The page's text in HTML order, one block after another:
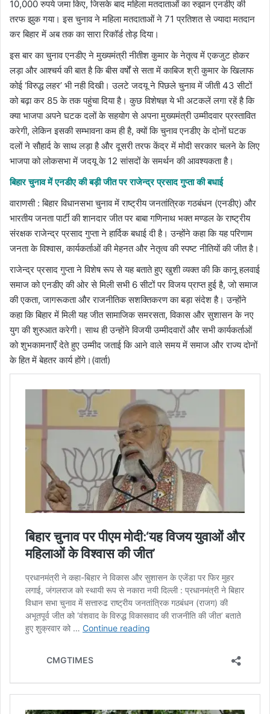
10,000 रुपये जमा किए, जिसके बाद महिला मतदाताओं का रुझान एनडीए की
तरफ झुक गया। इस चुनाव ने महिला मतदाताओं ने 71 प्रतिशत से ज्यादा मतदान
कर बिहार में अब तक का सारा रिकॉर्ड तोड़ दिया।
इस बार का चुनाव एनडीए ने मुख्यमंत्री नीतीश कुमार के नेतृत्व में एकजुट होकर
लड़ा और आश्चर्य की बात है कि बीस वर्षों से सता में काबिज श्री कुमार के खिलाफ
कोई ‘विरुद्ध लहर’ भी नही दिखी। उलटे जदयू ने पिछले चुनाव में जीती 43 सीटों
को बढ़ा कर 85 के तक पहुंचा दिया है। कुछ विशेषज्ञ ये भी अटकलें लगा रहें है कि
क्या भाजपा अपने घटक दलों के सहयोग से अपना मुख्यमंत्री उम्मीदवार प्रस्तावित
करेगी, लेकिन इसकी सम्भावना कम ही है, क्यों कि चुनाव एनडीए के दोनों घटक
दलों ने सौहार्द के साथ लड़ा है और दूसरी तरफ केंद्र में मोदी सरकार चलने के लिए
भाजपा को लोकसभा में जदयू के 12 सांसदों के समर्थन की आवश्यकता है।
बिहार चुनाव में एनडीए की बड़ी जीत पर राजेन्द्र प्रसाद गुप्ता की बधाई
वाराणसी : बिहार विधानसभा चुनाव में राष्ट्रीय जनतांत्रिक गठबंधन (एनडीए) और
भारतीय जनता पार्टी की शानदार जीत पर बाबा गणिनाथ भक्त मण्डल के राष्ट्रीय
संरक्षक राजेन्द्र प्रसाद गुप्ता ने हार्दिक बधाई दी है। उन्होंने कहा कि यह परिणाम
जनता के विश्वास, कार्यकर्ताओं की मेहनत और नेतृत्व की स्पष्ट नीतियों की जीत है।
राजेन्द्र प्रसाद गुप्ता ने विशेष रूप से यह बताते हुए खुशी व्यक्त की कि कानू हलवाई
समाज को एनडीए की ओर से मिली सभी 6 सीटों पर विजय प्राप्त हुई है, जो समाज
की एकता, जागरूकता और राजनीतिक सशक्तिकरण का बड़ा संदेश है। उन्होंने
कहा कि बिहार में मिली यह जीत सामाजिक समरसता, विकास और सुशासन के नए
युग की शुरुआत करेगी। साथ ही उन्होंने विजयी उम्मीदवारों और सभी कार्यकर्ताओं
को शुभकामनाएँ देते हुए उम्मीद जताई कि आने वाले समय में समाज और राज्य दोनों
के हित में बेहतर कार्य होंगे।(वार्ता)